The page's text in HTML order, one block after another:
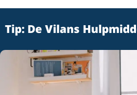
Tip: De Vilans